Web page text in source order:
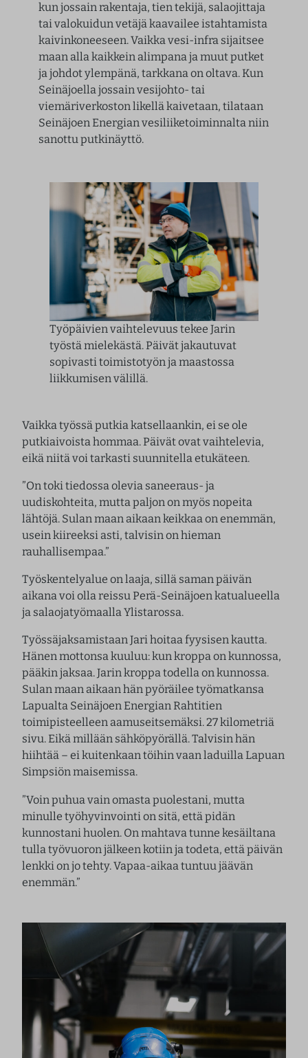
kun jossain rakentaja, tien tekijä, salaojittaja
tai valokuidun vetäjä kaavailee istahtamista
kaivinkoneeseen. Vaikka vesi-infra sijaitsee
maan alla kaikkein alimpana ja muut putket
ja johdot ylempänä, tarkkana on oltava. Kun
Seinäjoella jossain vesijohto- tai
viemäriverkoston likellä kaivetaan, tilataan
Seinäjoen Energian vesiliiketoiminnalta niin
sanottu putkinäyttö.
Työpäivien vaihtelevuus tekee Jarin
työstä mielekästä. Päivät jakautuvat
sopivasti toimistotyön ja maastossa
liikkumisen välillä.
Vaikka työssä putkia katsellaankin, ei se ole
putkiaivoista hommaa. Päivät ovat vaihtelevia,
eikä niitä voi tarkasti suunnitella etukäteen.
”On toki tiedossa olevia saneeraus- ja
uudiskohteita, mutta paljon on myös nopeita
lähtöjä. Sulan maan aikaan keikkaa on enemmän,
usein kiireeksi asti, talvisin on hieman
rauhallisempaa.”
Työskentelyalue on laaja, sillä saman päivän
aikana voi olla reissu Perä-Seinäjoen katualueella
ja salaojatyömaalla Ylistarossa.
Työssäjaksamistaan Jari hoitaa fyysisen kautta.
Hänen mottonsa kuuluu: kun kroppa on kunnossa,
pääkin jaksaa. Jarin kroppa todella on kunnossa.
Sulan maan aikaan hän pyöräilee työmatkansa
Lapualta Seinäjoen Energian Rahtitien
toimipisteelleen aamuseitsemäksi. 27 kilometriä
sivu. Eikä millään sähköpyörällä. Talvisin hän
hiihtää – ei kuitenkaan töihin vaan laduilla Lapuan
Simpsiön maisemissa.
”Voin puhua vain omasta puolestani, mutta
minulle työhyvinvointi on sitä, että pidän
kunnostani huolen. On mahtava tunne kesäiltana
tulla työvuoron jälkeen kotiin ja todeta, että päivän
lenkki on jo tehty. Vapaa-aikaa tuntuu jäävän
enemmän.”